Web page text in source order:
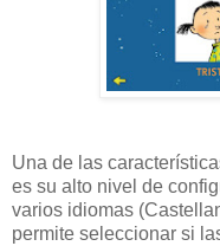
Una de las
es su alto nivel de
varios idiomas
permite seleccionar si